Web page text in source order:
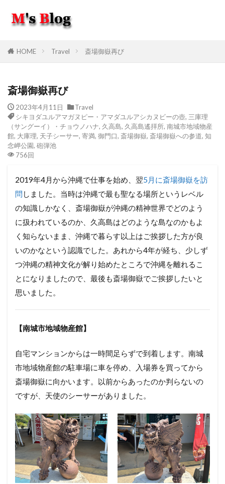
HOME Travel 斎場御嶽再び
斎場御嶽再び
2023年4月11日
Travel
シキヨダユルアマガヌピー・アマダユルアシカヌビーの壺, 三庫理
（サングーイ）・チョウノハナ, 久高島, 久高島遙拝所, 南城市地域物産
館, 大庫理, 天子シーサー, 寄満, 御門口, 斎場御嶽, 斎場御嶽への参道, 知
念岬公園, 砲弾池
756回
2019年4月から沖縄で仕事を始め、翌5月に斎場御嶽を訪
問 しました。当時は沖縄で最も聖なる場所というレベル
の知識しかなく、斎場御嶽が沖縄の精神世界でどのよう
に扱われているのか、久高島はどのような島なのかもよ
く知らないまま、沖縄で暮らす以上はご挨拶した方が良
いのかなという認識でした。あれから4年が経ち、少しず
つ沖縄の精神文化が解り始めたところで沖縄を離れるこ
とになりましたので、最後も斎場御嶽でご挨拶したいと
思いました。
【南城市地域物産館】
自宅マンションからは一時間足らずで到着します。南城
市地域物産館の駐車場に車を停め、入場券を買ってから
斎場御嶽に向かいます。以前からあったのか判らないの
ですが、天使のシーサーがありました。